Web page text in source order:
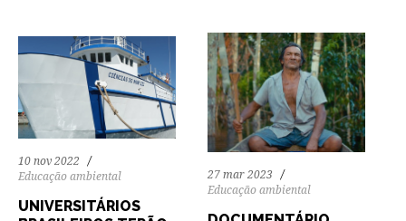
27 mar 2023
Educação ambiental
10 nov 2022
Educação ambiental
UNIVERSITÁRIOS